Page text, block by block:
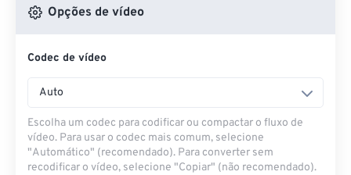
Do OneDrive
Opções de vídeo
Codec de vídeo
Auto
Escolha um codec para codificar ou compactar o fluxo de
vídeo. Para usar o codec mais comum, selecione
"Automático" (recomendado). Para converter sem
recodificar o vídeo, selecione "Copiar" (não recomendado).